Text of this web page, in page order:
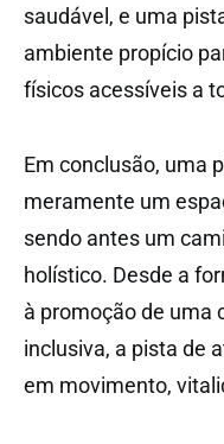
saudável, e uma
ambiente propício
físicos acessíveis a
Em conclusão, uma
meramente um
sendo antes um
holístico. Desde a
à promoção de uma
inclusiva, a pista de
em movimento,